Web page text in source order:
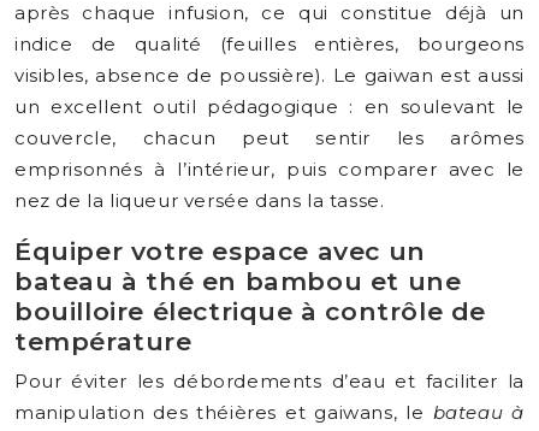
après chaque infusion, ce qui constitue déjà un
indice de qualité (feuilles entières, bourgeons
visibles, absence de poussière). Le gaiwan est aussi
un excellent outil pédagogique : en soulevant le
couvercle, chacun peut sentir les arômes
emprisonnés à l’intérieur, puis comparer avec le
nez de la liqueur versée dans la tasse.
Équiper votre espace avec un
bateau à thé en bambou et une
bouilloire électrique à contrôle de
température
Pour éviter les débordements d’eau et faciliter la
manipulation des théières et gaiwans, le bateau à